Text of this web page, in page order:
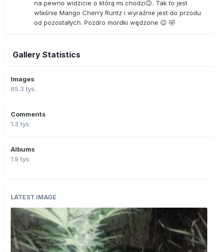
na pewno widzicie o którą mi chodzi😉. Tak to jest
właśnie Mango Cherry Runtz i wyraźnie jest do przodu
od pozostałych. Pozdro mordki wędzone 😉 🤣
Gallery Statistics
Images
65.3 tys.
Comments
1.3 tys.
Albums
1.9 tys.
LATEST IMAGE